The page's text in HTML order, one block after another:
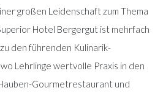
großen Leidenschaft zum Thema
Hotel Bergergut ist mehrfach
den führenden Kulinarik-
Lehrlinge wertvolle Praxis in den
Gourmetrestaurant und